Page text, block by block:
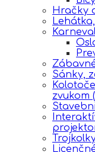
Hračky
Sánky,
zvukom